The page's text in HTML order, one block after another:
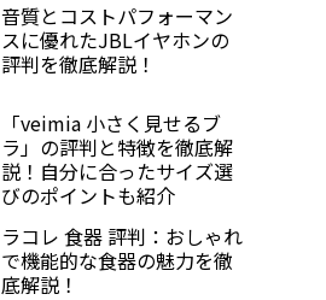
音質とコストパフォーマン
スに優れたJBLイヤホンの
評判を徹底解説！
「veimia 小さく見せるブ
ラ」の評判と特徴を徹底解
説！自分に合ったサイズ選
びのポイントも紹介
ラコレ 食器 評判：おしゃれ
で機能的な食器の魅力を徹
底解説！